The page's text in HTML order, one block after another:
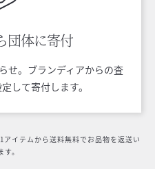
団体に寄付
せ。ブランディアからの査
して寄付します。
イテムから送料無料でお品物を返送い
す。